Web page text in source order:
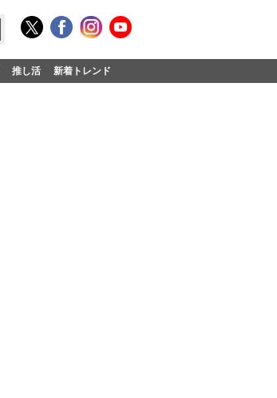
推し活 新着トレンド